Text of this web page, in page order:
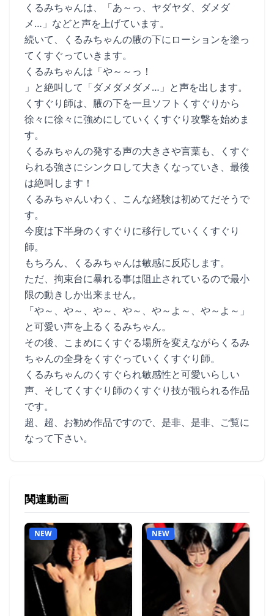
くるみちゃんは、「あ～っ、ヤダヤダ、ダメダ
メ…」などと声を上げています。
続いて、くるみちゃんの腋の下にローションを塗っ
てくすぐっていきます。
くるみちゃんは「や～～っ！
」と絶叫して「ダメダメダメ…」と声を出します。
くすぐり師は、腋の下を一旦ソフトくすぐりから
徐々に徐々に強めにしていくくすぐり攻撃を始めま
す。
くるみちゃんの発する声の大きさや言葉も、くすぐ
られる強さにシンクロして大きくなっていき、最後
は絶叫します！
くるみちゃんいわく、こんな経験は初めてだそうで
す。
今度は下半身のくすぐりに移行していくくすぐり
師。
もちろん、くるみちゃんは敏感に反応します。
ただ、拘束台に暴れる事は阻止されているので最小
限の動きしか出来ません。
「や～、や～、や～、や～、や～よ～、や～よ～」
と可愛い声を上るくるみちゃん。
その後、こまめにくすぐる場所を変えながらくるみ
ちゃんの全身をくすぐっていくくすぐり師。
くるみちゃんのくすぐられ敏感性と可愛いらしい
声、そしてくすぐり師のくすぐり技が観られる作品
です。
超、超、お勧め作品ですので、是非、是非、ご覧に
なって下さい。
関連動画
NEW NEW